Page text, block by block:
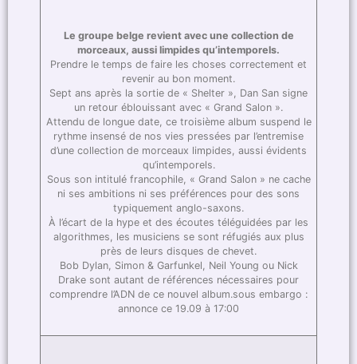
Le groupe belge revient avec une collection de
morceaux, aussi limpides qu’intemporels.
Prendre le temps de faire les choses correctement et
revenir au bon moment.
Sept ans après la sortie de « Shelter », Dan San signe
un retour éblouissant avec « Grand Salon ».
Attendu de longue date, ce troisième album suspend le
rythme insensé de nos vies pressées par l’entremise
d’une collection de morceaux limpides, aussi évidents
qu’intemporels.
Sous son intitulé francophile, « Grand Salon » ne cache
ni ses ambitions ni ses préférences pour des sons
typiquement anglo-saxons.
À l’écart de la hype et des écoutes téléguidées par les
algorithmes, les musiciens se sont réfugiés aux plus
près de leurs disques de chevet.
Bob Dylan, Simon & Garfunkel, Neil Young ou Nick
Drake sont autant de références nécessaires pour
comprendre l’ADN de ce nouvel album.sous embargo :
annonce ce 19.09 à 17:00